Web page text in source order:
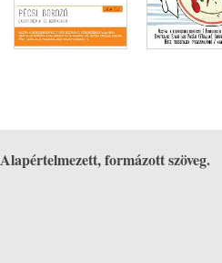
Alapértelmezett, formázott szöveg.